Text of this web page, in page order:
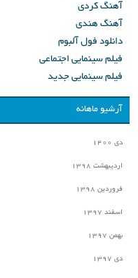
آهنگ کردی
آهنگ هندی
دانلود فول آلبوم
فیلم سینمایی اجتماعی
فیلم سینمایی جدید
آرشیو ماهانه
دی ۱۴۰۰
اردیبهشت ۱۳۹۸
فروردین ۱۳۹۸
اسفند ۱۳۹۷
بهمن ۱۳۹۷
دی ۱۳۹۷